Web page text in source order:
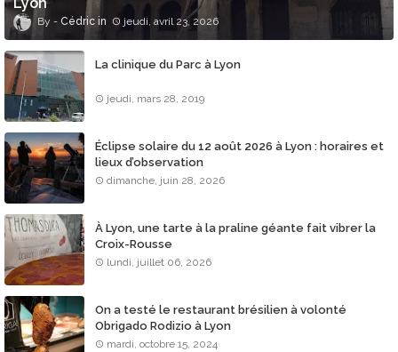
Cédric jeudi, avril 23, 2026
La clinique du Parc à Lyon
jeudi, mars 28, 2019
Éclipse solaire du 12 août 2026 à Lyon : horaires et
lieux d’observation
dimanche, juin 28, 2026
À Lyon, une tarte à la praline géante fait vibrer la
Croix-Rousse
lundi, juillet 06, 2026
On a testé le restaurant brésilien à volonté
Obrigado Rodizio à Lyon
mardi, octobre 15, 2024